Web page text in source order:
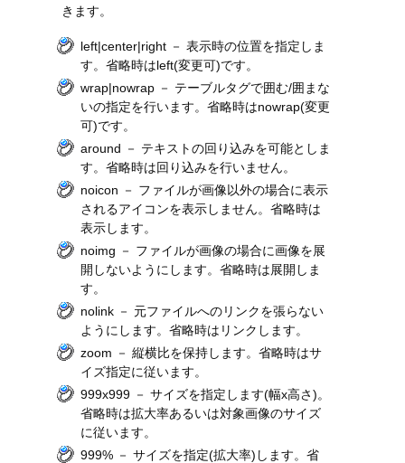
きます。
left|center|right － 表示時の位置を指定しま
す。省略時はleft(変更可)です。
wrap|nowrap － テーブルタグで囲む/囲まな
いの指定を行います。省略時はnowrap(変更
可)です。
around － テキストの回り込みを可能としま
す。省略時は回り込みを行いません。
noicon － ファイルが画像以外の場合に表示
されるアイコンを表示しません。省略時は
表示します。
noimg － ファイルが画像の場合に画像を展
開しないようにします。省略時は展開しま
す。
nolink － 元ファイルへのリンクを張らない
ようにします。省略時はリンクします。
zoom － 縦横比を保持します。省略時はサ
イズ指定に従います。
999x999 － サイズを指定します(幅x高さ)。
省略時は拡大率あるいは対象画像のサイズ
に従います。
999% － サイズを指定(拡大率)します。省